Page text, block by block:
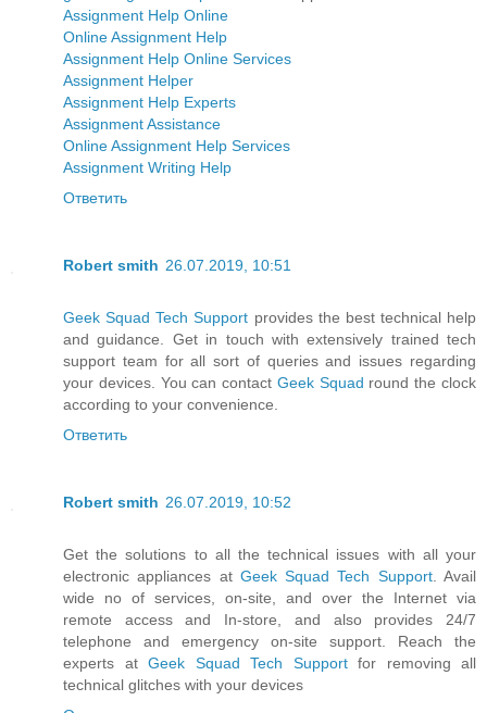
Assignment Help Online
Online Assignment Help
Assignment Help Online Services
Assignment Helper
Assignment Help Experts
Assignment Assistance
Online Assignment Help Services
Assignment Writing Help
Ответить
Robert smith 26.07.2019, 10:51
Geek Squad Tech Support provides the best technical help
and guidance. Get in touch with extensively trained tech
support team for all sort of queries and issues regarding
your devices. You can contact Geek Squad round the clock
according to your convenience.
Ответить
Robert smith 26.07.2019, 10:52
Get the solutions to all the technical issues with all your
electronic appliances at Geek Squad Tech Support. Avail
wide no of services, on-site, and over the Internet via
remote access and In-store, and also provides 24/7
telephone and emergency on-site support. Reach the
experts at Geek Squad Tech Supportfor removing all
technical glitches with your devices